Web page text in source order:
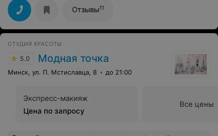
объясняет что для чего и так далее. Влюблена в
Надежду и данный салон красоты! :)
Отзывы11
СТУДИЯ КРАСОТЫ
5.0 Модная точка
Минск, ул. П. Мстиславца, 8 до 21:00
Экспресс-макияж
Цена по запросу
Все цены